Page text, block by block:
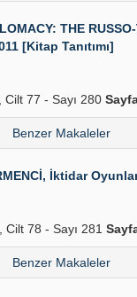
THE
[Kitap Tanıtımı]
Cilt 77 - Sayı 280
Benzer Makaleler
İktidar
Cilt 78 - Sayı 281
Benzer Makaleler